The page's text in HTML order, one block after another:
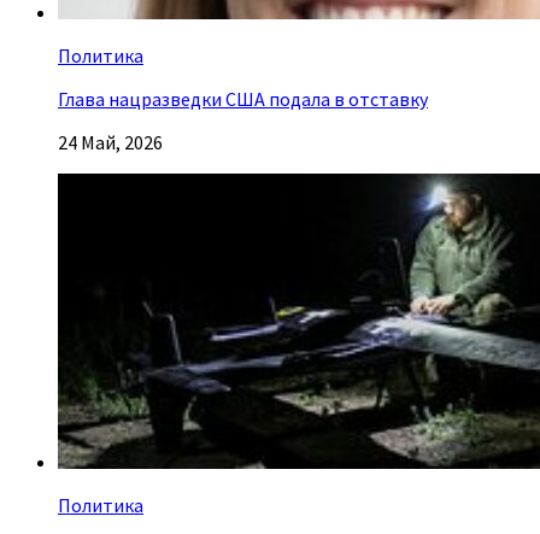
Политика
Глава нацразведки США подала в отставку
24 Май, 2026
Политика